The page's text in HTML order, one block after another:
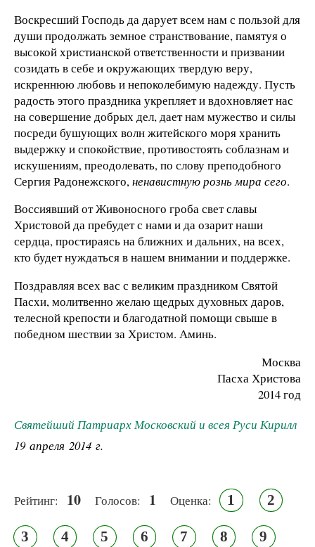
Воскресший Господь да дарует всем нам с пользой для
души продолжать земное странствование, памятуя о
высокой христианской ответственности и призвании
созидать в себе и окружающих твердую веру,
искреннюю любовь и непоколебимую надежду. Пусть
радость этого праздника укрепляет и вдохновляет нас
на совершение добрых дел, дает нам мужество и силы
посреди бушующих волн житейского моря хранить
выдержку и спокойствие, противостоять соблазнам и
искушениям, преодолевать, по слову преподобного
Сергия Радонежского, ненавистную рознь мира сего.
Воссиявший от Живоносного гроба свет славы
Христовой да пребудет с нами и да озарит наши
сердца, простираясь на ближних и дальних, на всех,
кто будет нуждаться в нашем внимании и поддержке.
Поздравляя всех вас с великим праздником Святой
Пасхи, молитвенно желаю щедрых духовных даров,
телесной крепости и благодатной помощи свыше в
победном шествии за Христом. Аминь.
Москва
Пасха Христова
2014 год
Святейший Патриарх Московский и всея Руси Кирилл
19 апреля 2014 г.
Рейтинг: 10 Голосов: 1 Оценка: 1 2
3 4 5 6 7 8 9